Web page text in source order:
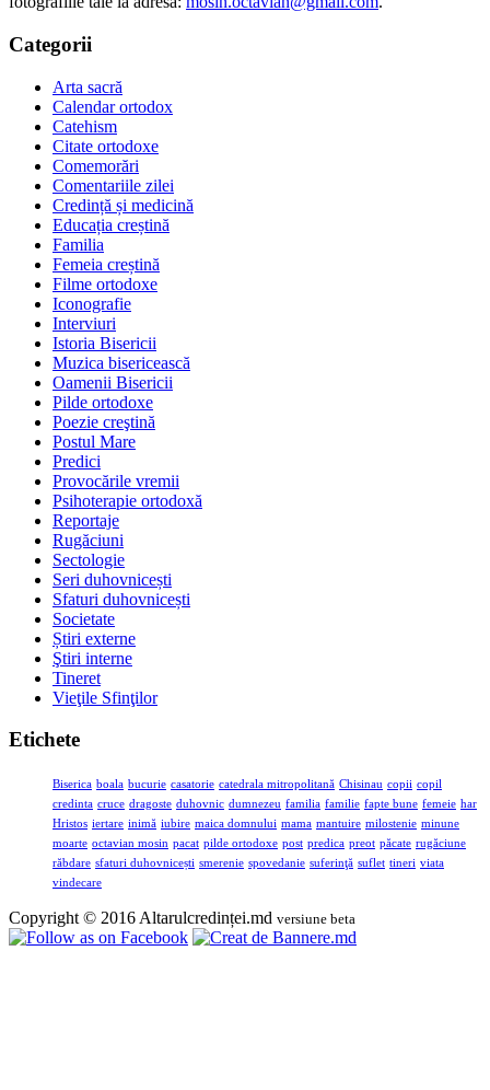
Categorii
Arta sacră
Calendar ortodox
Catehism
Citate ortodoxe
Comemorări
Comentariile zilei
Credință și medicină
Educația creștină
Familia
Femeia creștină
Filme ortodoxe
Iconografie
Interviuri
Istoria Bisericii
Muzica bisericească
Oamenii Bisericii
Pilde ortodoxe
Poezie creştină
Postul Mare
Predici
Provocările vremii
Psihoterapie ortodoxă
Reportaje
Rugăciuni
Sectologie
Seri duhovnicești
Sfaturi duhovnicești
Societate
Știri externe
Ştiri interne
Tineret
Vieţile Sfinţilor
Etichete
Biserica boala bucurie casatorie catedrala mitropolitană Chisinau copii copil
credinta cruce dragoste duhovnic dumnezeu familia familie fapte bune femeie har
Hristos iertare inimă iubire maica domnului mama mantuire milostenie minune
moarte octavian mosin pacat pilde ortodoxe post predica preot păcate rugăciune
răbdare sfaturi duhovnicești smerenie spovedanie suferinţă suflet tineri viata
vindecare
Copyright © 2016 Altarulcredinței.md versiune beta